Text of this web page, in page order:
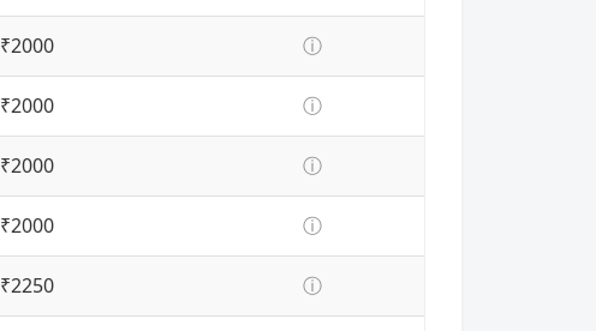
₹2000 ⓘ
₹2000 ⓘ
₹2000 ⓘ
₹2000 ⓘ
₹2250 ⓘ